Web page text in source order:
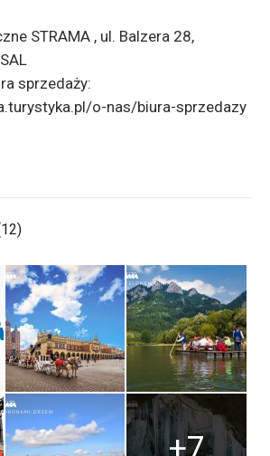
STRAMA , ul. Balzera 28,
sprzedaży:
o-nas/biura-sprzedazy